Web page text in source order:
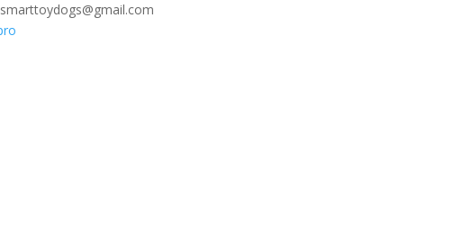
smarttoydogs@gmail.com